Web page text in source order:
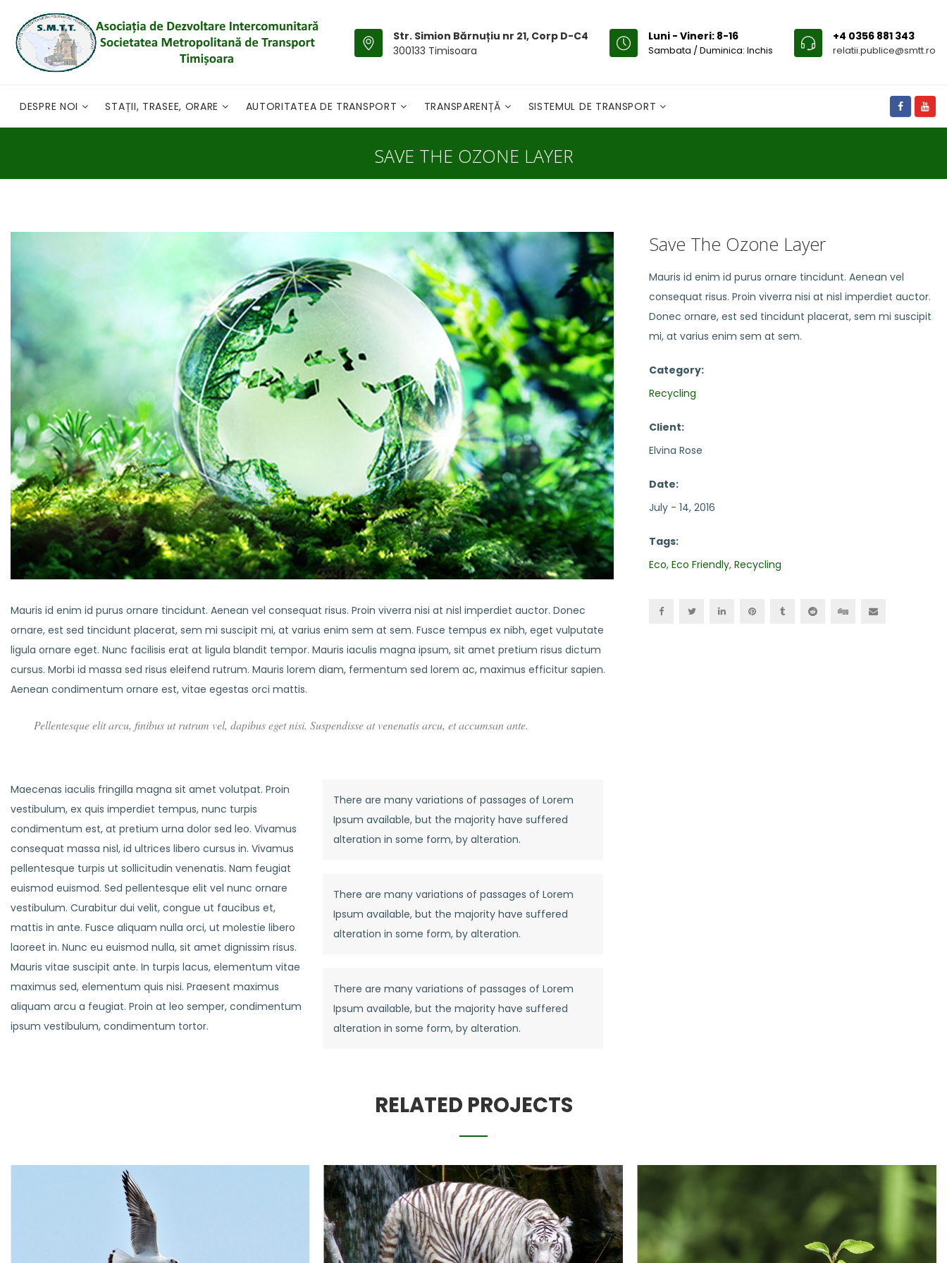
Str. Simion Bărnuțiu nr 21, Corp D-C4
300133 Timisoara
Luni - Vineri: 8-16
Sambata / Duminica: Inchis
+4 0356 881 343
relatii.publice@smtt.ro
DESPRE NOI STAȚII, TRASEE, ORARE AUTORITATEA DE TRANSPORT TRANSPARENȚĂ SISTEMUL DE TRANSPORT
SAVE THE OZONE LAYER
Mauris id enim id purus ornare tincidunt. Aenean vel consequat risus. Proin viverra nisi at nisl imperdiet auctor. Donec
ornare, est sed tincidunt placerat, sem mi suscipit mi, at varius enim sem at sem. Fusce tempus ex nibh, eget vulputate
ligula ornare eget. Nunc facilisis erat at ligula blandit tempor. Mauris iaculis magna ipsum, sit amet pretium risus dictum
cursus. Morbi id massa sed risus eleifend rutrum. Mauris lorem diam, fermentum sed lorem ac, maximus efficitur sapien.
Aenean condimentum ornare est, vitae egestas orci mattis.
Pellentesque elit arcu, finibus ut rutrum vel, dapibus eget nisi. Suspendisse at venenatis arcu, et accumsan ante.
Maecenas iaculis fringilla magna sit amet volutpat. Proin
vestibulum, ex quis imperdiet tempus, nunc turpis
condimentum est, at pretium urna dolor sed leo. Vivamus
consequat massa nisl, id ultrices libero cursus in. Vivamus
pellentesque turpis ut sollicitudin venenatis. Nam feugiat
euismod euismod. Sed pellentesque elit vel nunc ornare
vestibulum. Curabitur dui velit, congue ut faucibus et,
mattis in ante. Fusce aliquam nulla orci, ut molestie libero
laoreet in. Nunc eu euismod nulla, sit amet dignissim risus.
Mauris vitae suscipit ante. In turpis lacus, elementum vitae
maximus sed, elementum quis nisi. Praesent maximus
aliquam arcu a feugiat. Proin at leo semper, condimentum
ipsum vestibulum, condimentum tortor.
There are many variations of passages of Lorem
Ipsum available, but the majority have suffered
alteration in some form, by alteration.
There are many variations of passages of Lorem
Ipsum available, but the majority have suffered
alteration in some form, by alteration.
There are many variations of passages of Lorem
Ipsum available, but the majority have suffered
alteration in some form, by alteration.
Save The Ozone Layer
Mauris id enim id purus ornare tincidunt. Aenean vel
consequat risus. Proin viverra nisi at nisl imperdiet auctor.
Donec ornare, est sed tincidunt placerat, sem mi suscipit
mi, at varius enim sem at sem.
Category:
Recycling
Client:
Elvina Rose
Date:
July - 14, 2016
Tags:
Eco, Eco Friendly, Recycling
RELATED PROJECTS